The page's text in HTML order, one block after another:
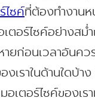
ไซค์ที่ต้องทำงาน
ตอร์ไซค์อย่างส
ยก่อนเวลาอันค
ราในด้านใดบ้าง
อเตอร์ไซค์ของเร